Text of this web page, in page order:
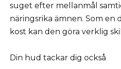
suget efter mellanmål
näringsrika ämnen. Som en
kost kan den göra verklig
Din hud tackar dig också